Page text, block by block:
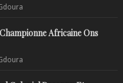
Africaine Ons